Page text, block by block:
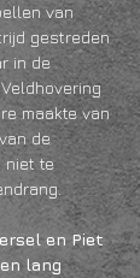
van
gestreden
in de
maakte van
de
niet te
en Piet
lang